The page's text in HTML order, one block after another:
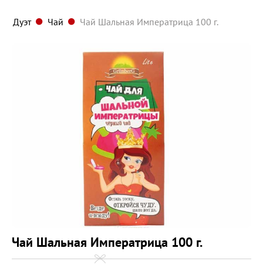
Дуэт Чай Чай Шальная Императрица 100 г.
Чай Шальная Императрица 100 г.